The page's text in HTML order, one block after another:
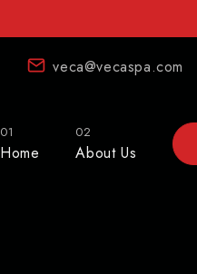
veca@vecaspa.com
01
Home
02
About Us